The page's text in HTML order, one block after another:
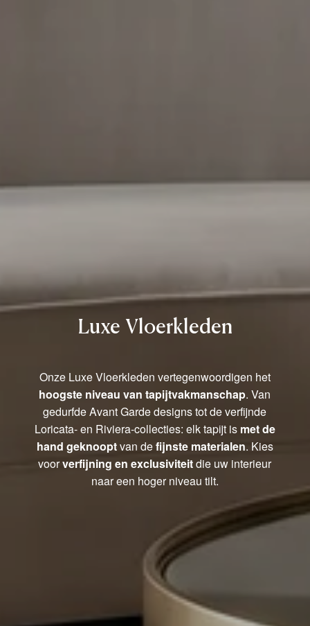
Luxe Vloerkleden
Onze Luxe Vloerkleden vertegenwoordigen het
hoogste niveau van tapijtvakmanschap. Van
gedurfde Avant Garde designs tot de verfijnde
Loricata- en Riviera-collecties: elk tapijt is met de
hand geknooptvan defijnste materialen. Kies
voorverfijning en exclusiviteitdie uw interieur
naar een hoger niveau tilt.